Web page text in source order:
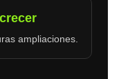
ampliaciones.